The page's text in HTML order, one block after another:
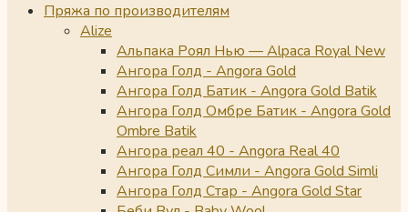
Пряжа по производителям
Alize
Альпака Роял Нью — Alpaca Royal New
Ангора Голд - Angora Gold
Ангора Голд Батик - Angora Gold Batik
Ангора Голд Омбре Батик - Angora Gold
Ombre Batik
Ангора реал 40 - Angora Real 40
Ангора Голд Симли - Angora Gold Simli
Ангора Голд Стар - Angora Gold Star